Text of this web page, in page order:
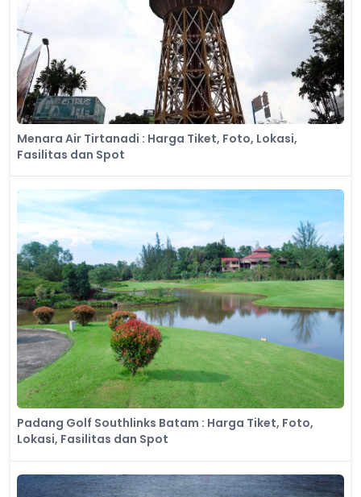
Menara Air Tirtanadi : Harga Tiket, Foto, Lokasi,
Fasilitas dan Spot
Padang Golf Southlinks Batam : Harga Tiket, Foto,
Lokasi, Fasilitas dan Spot